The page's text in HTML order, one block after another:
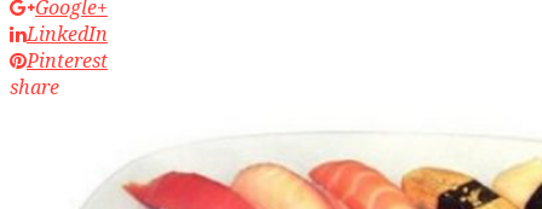
Google+
LinkedIn
Pinterest
share